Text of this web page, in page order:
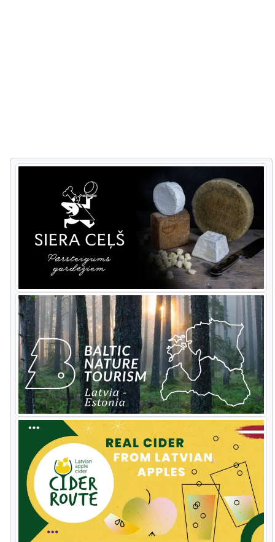
Maizes zupa;
Rupjmaize tiek pasniegta pie zupām, salātiem, u.c. ēdieniem;
Kvass - maizes kvass gatavots no "Sevišķās "rupjmaizes
īpašā dabiskā raudzēšanas ceļā.